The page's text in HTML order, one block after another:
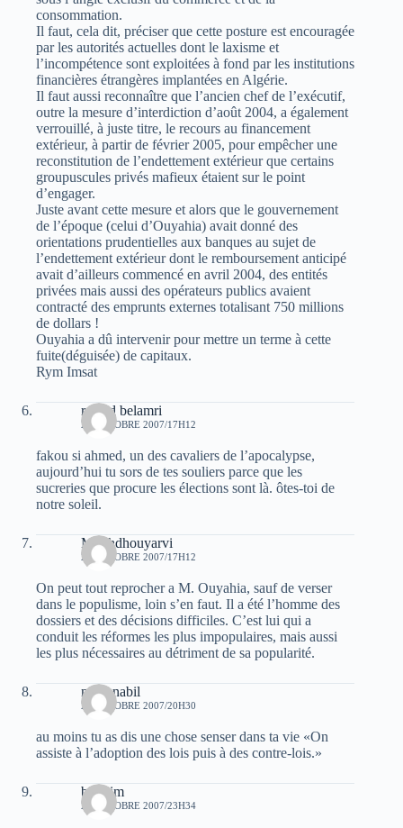
consommation.
Il faut, cela dit, préciser que cette posture est encouragée
par les autorités actuelles dont le laxisme et
l’incompétence sont exploitées à fond par les institutions
financières étrangères implantées en Algérie.
Il faut aussi reconnaître que l’ancien chef de l’exécutif,
outre la mesure d’interdiction d’août 2004, a également
verrouillé, à juste titre, le recours au financement
extérieur, à partir de février 2005, pour empêcher une
reconstitution de l’endettement extérieur que certains
groupuscules privés mafieux étaient sur le point
d’engager.
Juste avant cette mesure et alors que le gouvernement
de l’époque (celui d’Ouyahia) avait donné des
orientations prudentielles aux banques au sujet de
l’endettement extérieur dont le remboursement anticipé
avait d’ailleurs commencé en avril 2004, des entités
privées mais aussi des opérateurs publics avaient
contracté des emprunts externes totalisant 750 millions
de dollars !
Ouyahia a dû intervenir pour mettre un terme à cette
fuite(déguisée) de capitaux.
Rym Imsat
rachid belamri
27 OCTOBRE 2007/17H12
fakou si ahmed, un des cavaliers de l’apocalypse,
aujourd’hui tu sors de tes souliers parce que les
sucreries que procure les élections sont là. ôtes-toi de
notre soleil.
Mouhdhouyarvi
27 OCTOBRE 2007/17H12
On peut tout reprocher a M. Ouyahia, sauf de verser
dans le populisme, loin s’en faut. Il a été l’homme des
dossiers et des décisions difficiles. C’est lui qui a
conduit les réformes les plus impopulaires, mais aussi
les plus nécessaires au détriment de sa popularité.
nabil nabil
27 OCTOBRE 2007/20H30
au moins tu as dis une chose senser dans ta vie «On
assiste à l’adoption des lois puis à des contre-lois.»
bill kim
27 OCTOBRE 2007/23H34